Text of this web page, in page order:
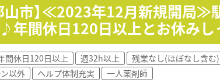
山市】≪2023年12月新規開局
年間休日120日以上とお休み
間休日120日以上 週32h以上 残業なし(ほぼなし含む)
以外
ヘルプ体制充実 一人薬剤師